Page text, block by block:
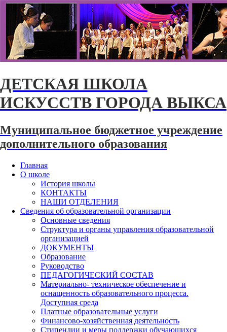
ДЕТСКАЯ ШКОЛА
ИСКУССТВ ГОРОДА ВЫКСА
Муниципальное бюджетное учреждение
дополнительного образования
Главная
О школе
История школы
КОНТАКТЫ
НАШИ ОТДЕЛЕНИЯ
Сведения об образовательной организации
Основные сведения
Структура и органы управления образовательной
организацией
ДОКУМЕНТЫ
Образование
Руководство
ПЕДАГОГИЧЕСКИЙ СОСТАВ
Материально- техническое обеспечение и
оснащенность образовательного процесса.
Доступная среда
Платные образовательные услуги
Финансово-хозяйственная деятельность
Стипендии и меры поддержки обучающихся